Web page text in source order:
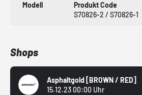
Modell
Produkt Code
S70826-2 / S70826-1
Shops
Asphaltgold [BROWN / RED]
15.12.23 00:00 Uhr